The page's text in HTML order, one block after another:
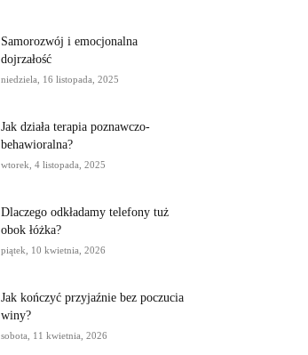
Samorozwój i emocjonalna
dojrzałość
niedziela, 16 listopada, 2025
Jak działa terapia poznawczo-
behawioralna?
wtorek, 4 listopada, 2025
Dlaczego odkładamy telefony tuż
obok łóżka?
piątek, 10 kwietnia, 2026
Jak kończyć przyjaźnie bez poczucia
winy?
sobota, 11 kwietnia, 2026